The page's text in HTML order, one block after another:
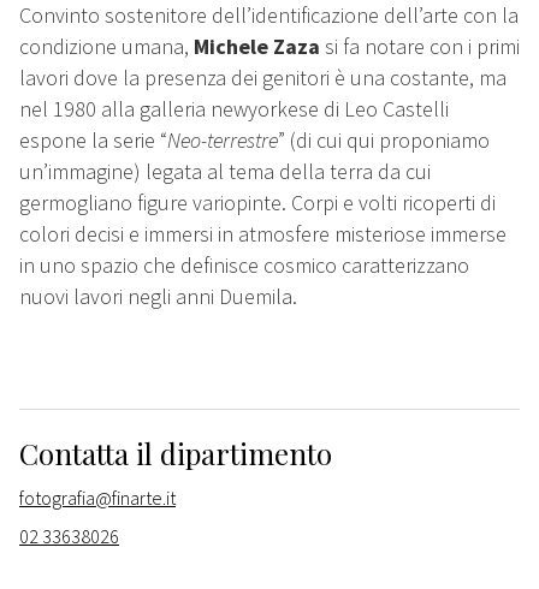
Convinto sostenitore dell’identificazione dell’arte con la
condizione umana, Michele Zaza si fa notare con i primi
lavori dove la presenza dei genitori è una costante, ma
nel 1980 alla galleria newyorkese di Leo Castelli
espone la serie “Neo-terrestre” (di cui qui proponiamo
un’immagine) legata al tema della terra da cui
germogliano figure variopinte. Corpi e volti ricoperti di
colori decisi e immersi in atmosfere misteriose immerse
in uno spazio che definisce cosmico caratterizzano
nuovi lavori negli anni Duemila.
Contatta il dipartimento
fotografia@finarte.it
02 33638026